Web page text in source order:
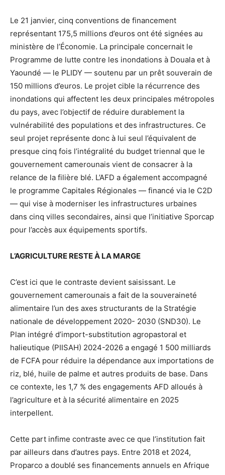
Le 21 janvier, cinq conventions de financement
représentant 175,5 millions d’euros ont été signées au
ministère de l’Économie. La principale concernait le
Programme de lutte contre les inondations à Douala et à
Yaoundé — le PLIDY — soutenu par un prêt souverain de
150 millions d’euros. Le projet cible la récurrence des
inondations qui affectent les deux principales métropoles
du pays, avec l’objectif de réduire durablement la
vulnérabilité des populations et des infrastructures. Ce
seul projet représente donc à lui seul l’équivalent de
presque cinq fois l’intégralité du budget triennal que le
gouvernement camerounais vient de consacrer à la
relance de la filière blé. L’AFD a également accompagné
le programme Capitales Régionales — financé via le C2D
— qui vise à moderniser les infrastructures urbaines
dans cinq villes secondaires, ainsi que l’initiative Sporcap
pour l’accès aux équipements sportifs.
L’AGRICULTURE RESTE À LA MARGE
C’est ici que le contraste devient saisissant. Le
gouvernement camerounais a fait de la souveraineté
alimentaire l’un des axes structurants de la Stratégie
nationale de développement 2020- 2030 (SND30). Le
Plan intégré d’import-substitution agropastoral et
halieutique (PIISAH) 2024-2026 a engagé 1 500 milliards
de FCFA pour réduire la dépendance aux importations de
riz, blé, huile de palme et autres produits de base. Dans
ce contexte, les 1,7 % des engagements AFD alloués à
l’agriculture et à la sécurité alimentaire en 2025
interpellent.
Cette part infime contraste avec ce que l’institution fait
par ailleurs dans d’autres pays. Entre 2018 et 2024,
Proparco a doublé ses financements annuels en Afrique